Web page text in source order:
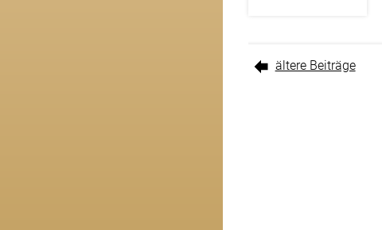
ältere Beiträge